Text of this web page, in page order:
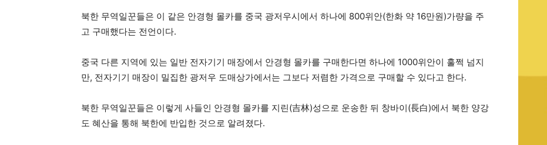
북한 무역일꾼들은 이 같은 안경형 몰카를 중국 광저우시에서 하나에 800위안(한화 약 16만원)가량을 주
고 구매했다는 전언이다.
중국 다른 지역에 있는 일반 전자기기 매장에서 안경형 몰카를 구매한다면 하나에 1000위안이 훌쩍 넘지
만, 전자기기 매장이 밀집한 광저우 도매상가에서는 그보다 저렴한 가격으로 구매할 수 있다고 한다.
북한 무역일꾼들은 이렇게 사들인 안경형 몰카를 지린(吉林)성으로 운송한 뒤 창바이(長白)에서 북한 양강
도 혜산을 통해 북한에 반입한 것으로 알려졌다.